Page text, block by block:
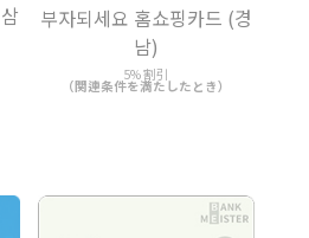
부자되세요 홈쇼핑카드 (경
남)
5% 割引
（関連条件を満たしたとき）